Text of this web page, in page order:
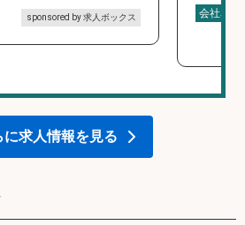
sponsored by 求人ボックス 会社名
に求人情報を見る